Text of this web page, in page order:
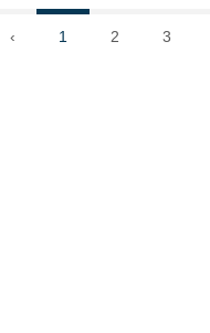
‹ 1 2 3